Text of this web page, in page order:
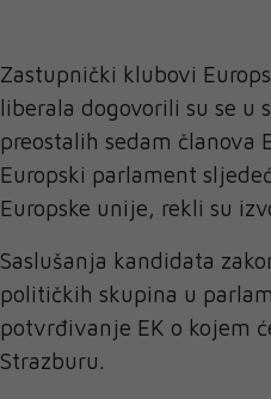
Zastupnički klubovi
liberala dogovorili su se u
preostalih sedam članova
Europski parlament
Europske unije, rekli su
Saslušanja kandidata
političkih skupina u
potvrđivanje EK o kojem
Strazburu.